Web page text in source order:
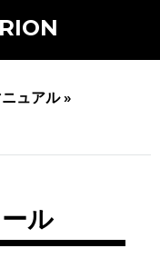
ュアル »
ル